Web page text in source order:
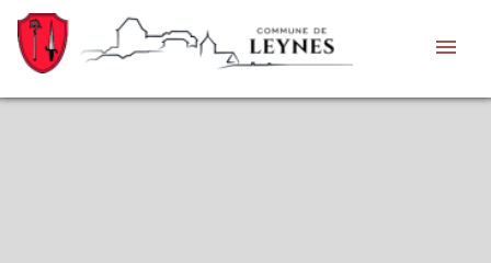
menu